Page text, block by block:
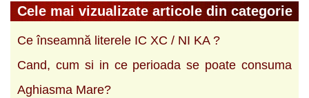
Cele mai vizualizate articole din categorie
Ce înseamnă literele IC XC / NI KA ?
Cand, cum si in ce perioada se poate consuma
Aghiasma Mare?